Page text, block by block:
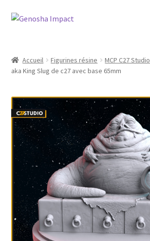
Aller
navigation
Aller
Cart
Checkout
My account
Shop
Wishlist
Accueil Figurines résine MCP C27 Studio
aka King Slug de c27 avec base 65mm